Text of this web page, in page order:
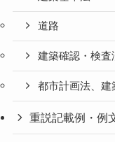
道路
建築確認・検査
都市計画法、建
重説記載例・例